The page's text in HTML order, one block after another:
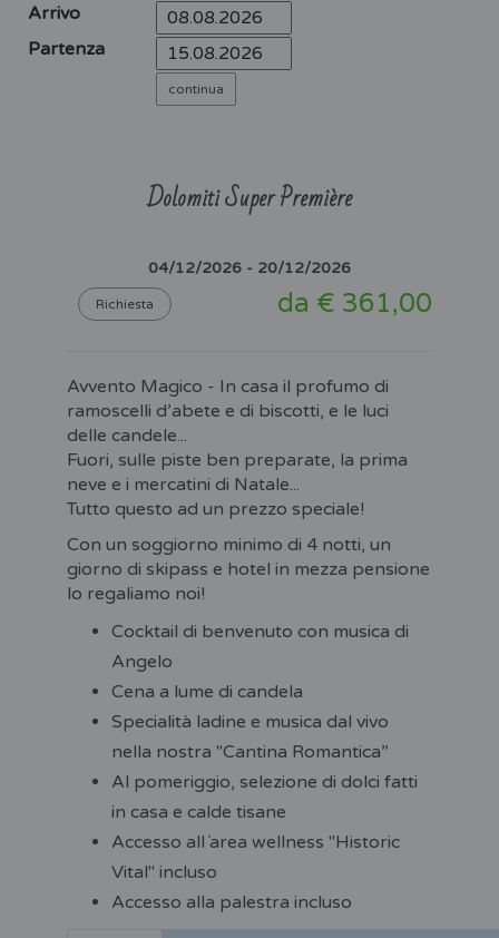
Arrivo
Partenza
Dolomiti Super Première
04/12/2026 - 20/12/2026
da € 361,00
Richiesta
Avvento Magico - In casa il profumo di
ramoscelli d’abete e di biscotti, e le luci
delle candele...
Fuori, sulle piste ben preparate, la prima
neve e i mercatini di Natale...
Tutto questo ad un prezzo speciale!
Con un soggiorno minimo di 4 notti, un
giorno di skipass e hotel in mezza pensione
lo regaliamo noi!
Cocktail di benvenuto con musica di
Angelo
Cena a lume di candela
Specialità ladine e musica dal vivo
nella nostra "Cantina Romantica”
Al pomeriggio, selezione di dolci fatti
in casa e calde tisane
Accesso all´area wellness "Historic
Vital" incluso
Accesso alla palestra incluso